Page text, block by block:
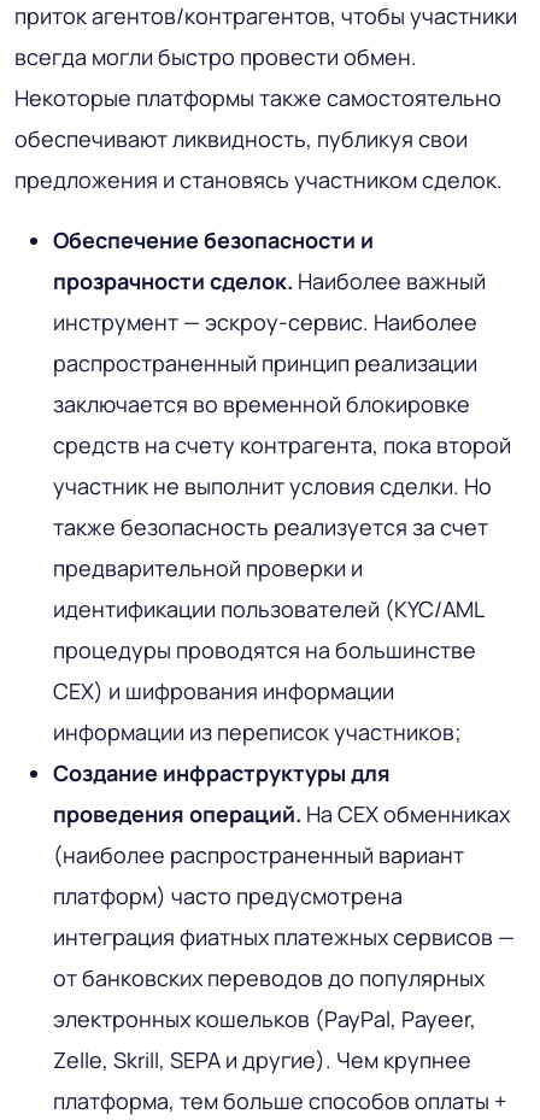
приток агентов/контрагентов, чтобы участники
всегда могли быстро провести обмен.
Некоторые платформы также самостоятельно
обеспечивают ликвидность, публикуя свои
предложения и становясь участником сделок.
Обеспечение безопасности и
прозрачности сделок. Наиболее важный
инструмент — эскроу-сервис. Наиболее
распространенный принцип реализации
заключается во временной блокировке
средств на счету контрагента, пока второй
участник не выполнит условия сделки. Но
также безопасность реализуется за счет
предварительной проверки и
идентификации пользователей (KYC/AML
процедуры проводятся на большинстве
CEX) и шифрования информации
информации из переписок участников;
Создание инфраструктуры для
проведения операций. На CEX обменниках
(наиболее распространенный вариант
платформ) часто предусмотрена
интеграция фиатных платежных сервисов —
от банковских переводов до популярных
электронных кошельков (PayPal, Payeer,
Zelle, Skrill, SEPA и другие). Чем крупнее
платформа, тем больше способов оплаты +